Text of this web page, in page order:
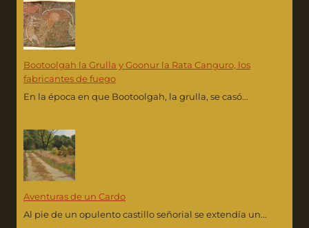
Bootoolgah la Grulla y Goonur la Rata Canguro, los
fabricantes de fuego
En la época en que Bootoolgah, la grulla, se casó...
Aventuras de un Cardo
Al pie de un opulento castillo señorial se extendía un...